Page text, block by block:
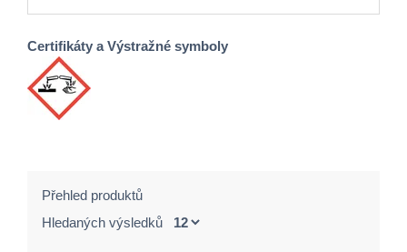
Certifikáty a Výstražné symboly
Přehled produktů
Hledaných výsledků